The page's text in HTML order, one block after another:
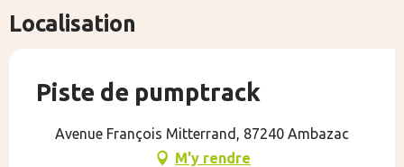
Localisation
Piste de pumptrack
Avenue François Mitterrand, 87240 Ambazac
M'y rendre